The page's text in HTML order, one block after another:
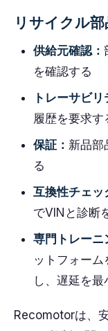
リサイクル
供給元確認：
を確認する
トレーサビリ
履歴を要求す
保証： 新品部
る
互換性チェッ
でVINと診断
専門トレーニ
ットフォー
し、遅延を
Recomotorは、